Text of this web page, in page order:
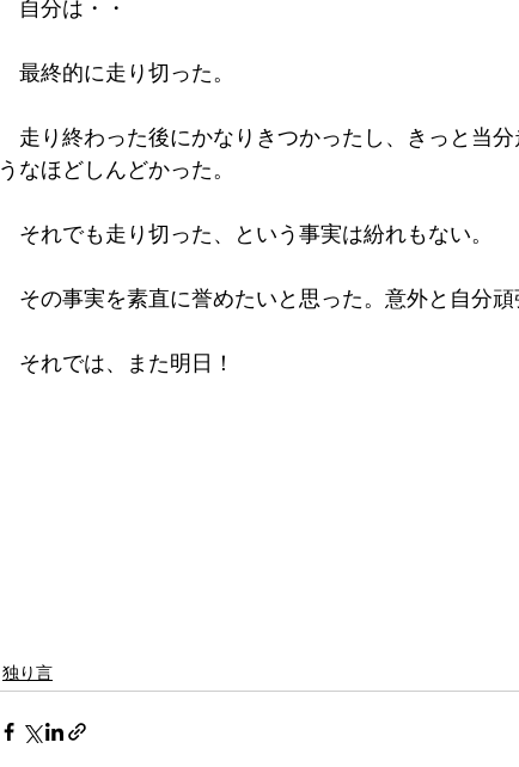
自分は・・
最終的に走り切った。
走り終わった後にかなりきつかったし、きっと当
うなほどしんどかった。
それでも走り切った、という事実は紛れもない。
その事実を素直に誉めたいと思った。意外と自分頑
それでは、また明日！
独り言